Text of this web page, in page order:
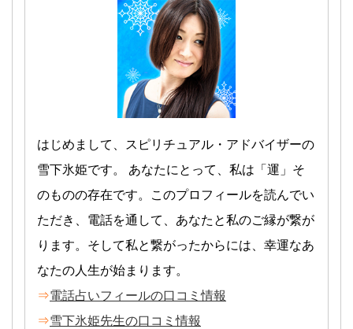
はじめまして、スピリチュアル・アドバイザーの
雪下氷姫です。 あなたにとって、私は「運」そ
のものの存在です。このプロフィールを読んでい
ただき、電話を通して、あなたと私のご縁が繋が
ります。そして私と繋がったからには、幸運なあ
なたの人生が始まります。
⇒電話占いフィールの口コミ情報
⇒雪下氷姫先生の口コミ情報